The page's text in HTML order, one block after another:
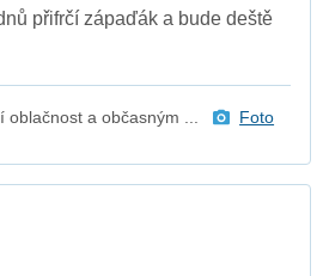
přifrčí zápaďák a bude deště
oblačnost a občasným ... Foto